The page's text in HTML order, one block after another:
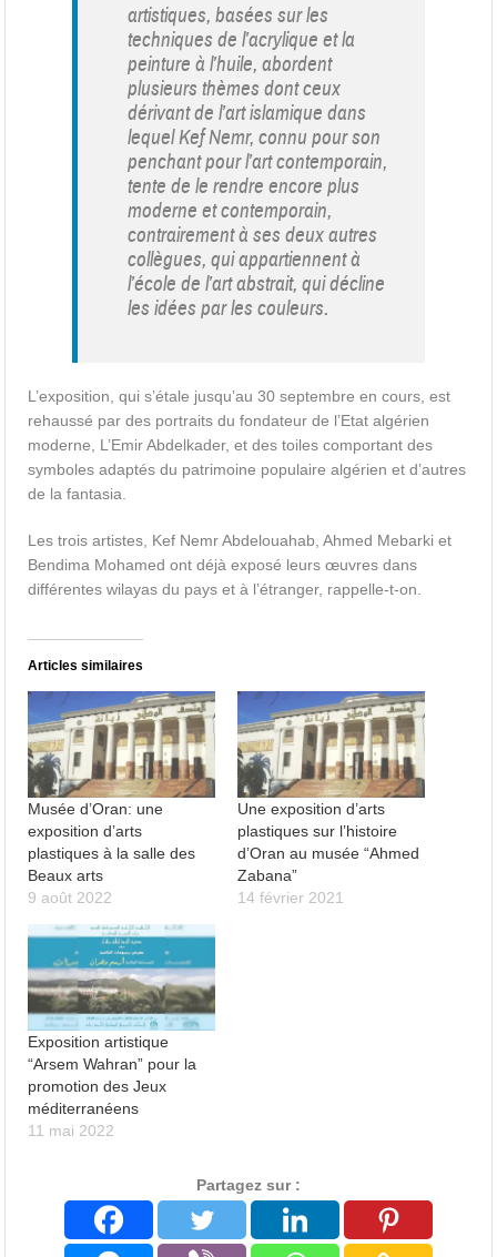
artistiques, basées sur les
techniques de l’acrylique et la
peinture à l’huile, abordent
plusieurs thèmes dont ceux
dérivant de l’art islamique dans
lequel Kef Nemr, connu pour son
penchant pour l’art contemporain,
tente de le rendre encore plus
moderne et contemporain,
contrairement à ses deux autres
collègues, qui appartiennent à
l’école de l’art abstrait, qui décline
les idées par les couleurs.
L’exposition, qui s’étale jusqu’au 30 septembre en cours, est
rehaussé par des portraits du fondateur de l’Etat algérien
moderne, L’Emir Abdelkader, et des toiles comportant des
symboles adaptés du patrimoine populaire algérien et d’autres
de la fantasia.
Les trois artistes, Kef Nemr Abdelouahab, Ahmed Mebarki et
Bendima Mohamed ont déjà exposé leurs œuvres dans
différentes wilayas du pays et à l’étranger, rappelle-t-on.
Articles similaires
Musée d’Oran: une
exposition d’arts
plastiques à la salle des
Beaux arts
9 août 2022
Une exposition d’arts
plastiques sur l’histoire
d’Oran au musée “Ahmed
Zabana”
14 février 2021
Exposition artistique
“Arsem Wahran” pour la
promotion des Jeux
méditerranéens
11 mai 2022
Partagez sur :